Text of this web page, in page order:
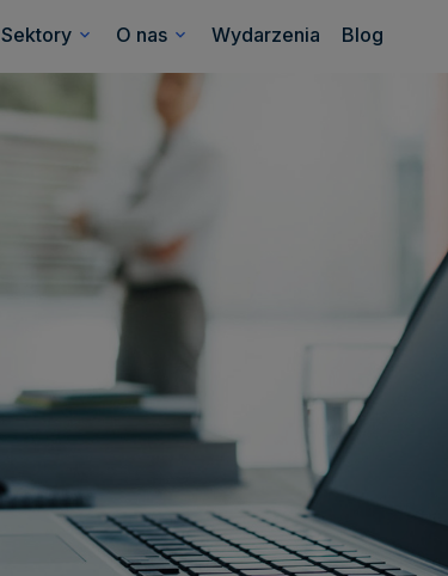
Sektory O nas Wydarzenia Blog